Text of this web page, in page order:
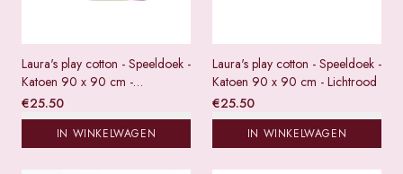
Laura's play cotton - Speeldoek -
Katoen 90 x 90 cm -
Donkerroze
€25.50
IN WINKELWAGEN
Laura's play cotton - Speeldoek -
Katoen 90 x 90 cm - Lichtrood
€25.50
IN WINKELWAGEN